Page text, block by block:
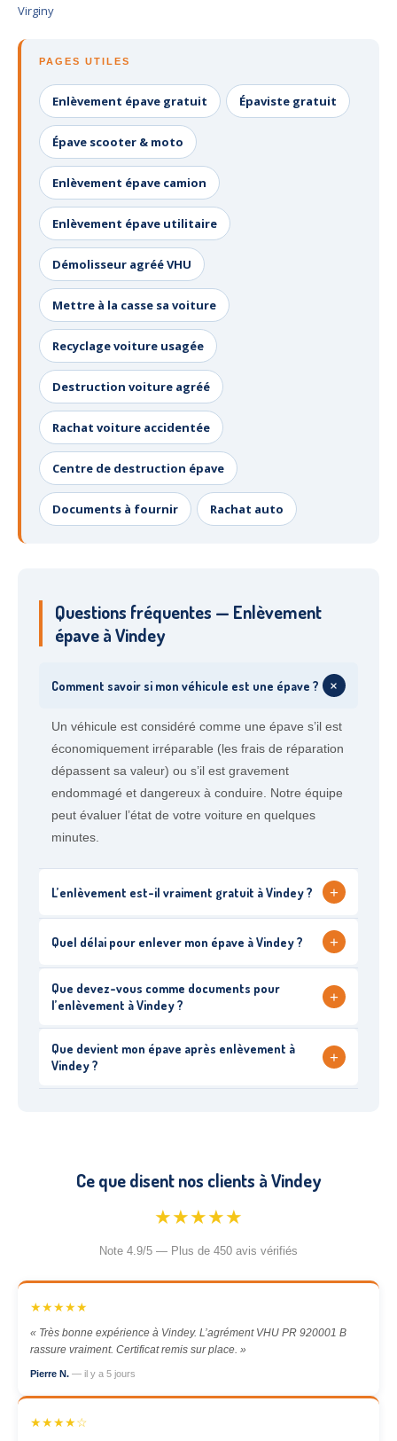
Virginy
PAGES UTILES
Enlèvement épave gratuit Épaviste gratuit
Épave scooter & moto
Enlèvement épave camion
Enlèvement épave utilitaire
Démolisseur agréé VHU
Mettre à la casse sa voiture
Recyclage voiture usagée
Destruction voiture agréé
Rachat voiture accidentée
Centre de destruction épave
Documents à fournir Rachat auto
Questions fréquentes — Enlèvement
épave à Vindey
Comment savoir si mon véhicule est une épave ? +
Un véhicule est considéré comme une épave s’il est
économiquement irréparable (les frais de réparation
dépassent sa valeur) ou s’il est gravement
endommagé et dangereux à conduire. Notre équipe
peut évaluer l’état de votre voiture en quelques
minutes.
L’enlèvement est-il vraiment gratuit à Vindey ? +
Quel délai pour enlever mon épave à Vindey ? +
Que devez-vous comme documents pour
l’enlèvement à Vindey ?
+
Que devient mon épave après enlèvement à
Vindey ?
+
Ce que disent nos clients à Vindey
★★★★★
Note 4.9/5 — Plus de 450 avis vérifiés
★★★★★
« Très bonne expérience à Vindey. L’agrément VHU PR 920001 B
rassure vraiment. Certificat remis sur place. »
Pierre N. — il y a 5 jours
★★★★☆